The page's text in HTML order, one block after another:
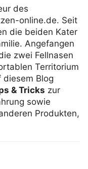
des
online.de. Seit
die beiden Kater
Angefangen
zwei Fellnasen
Territorium
diesem Blog
& Tricks zur
sowie
Produkten,